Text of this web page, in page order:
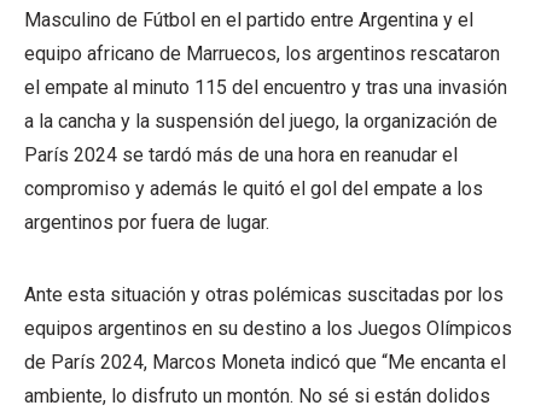
Masculino de Fútbol en el partido entre Argentina y el
equipo africano de Marruecos, los argentinos rescataron
el empate al minuto 115 del encuentro y tras una invasión
a la cancha y la suspensión del juego, la organización de
París 2024 se tardó más de una hora en reanudar el
compromiso y además le quitó el gol del empate a los
argentinos por fuera de lugar.
Ante esta situación y otras polémicas suscitadas por los
equipos argentinos en su destino a los Juegos Olímpicos
de París 2024, Marcos Moneta indicó que “Me encanta el
ambiente, lo disfruto un montón. No sé si están dolidos